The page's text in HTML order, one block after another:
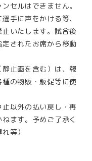
セルはできません。
手に声をかける等、
いたします。試合後
されたお席から移動
止画を含む）は、報
の物販・販促等に使
以外の払い戻し・再
ます。予めご了承く
等）